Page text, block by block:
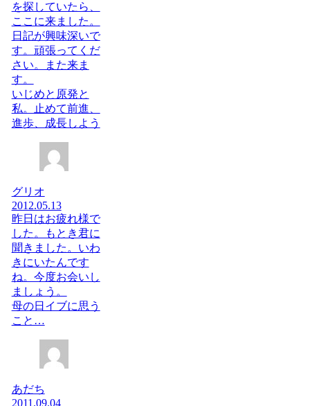
を探していたら、
ここに来ました。
日記が興味深いで
す。頑張ってくだ
さい。また来ま
す。
いじめと原発と
私。止めて前進、
進歩、成長しよう
グリオ
2012.05.13
昨日はお疲れ様で
した。もとき君に
聞きました。いわ
きにいたんです
ね。今度お会いし
ましょう。
母の日イブに思う
こと…
あだち
2011.09.04